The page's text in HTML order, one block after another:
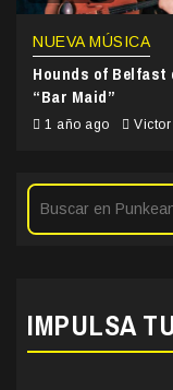
NUEVA MÚSICA
Hounds of
“Bar Maid”
1 año ago
IMPULSA